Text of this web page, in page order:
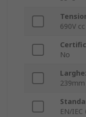
690V cc
No
239mm
EN/